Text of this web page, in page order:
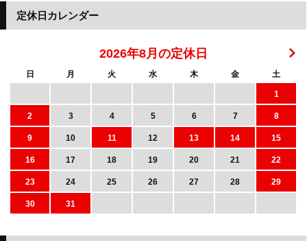
定休日カレンダー
2026年8月の定休日
日 月 火 水 木 金
土
1
2
3 4 5 6 7
8
9
10 11 12 13 14
15
16
17 18 19 20 21
22
23
24 25 26 27 28
29
30
31